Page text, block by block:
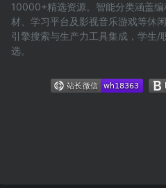
10000+精选资源。智能分类涵盖
材、学习平台及影视音乐游戏等休
引擎搜索与生产力工具集成，学生/
选。